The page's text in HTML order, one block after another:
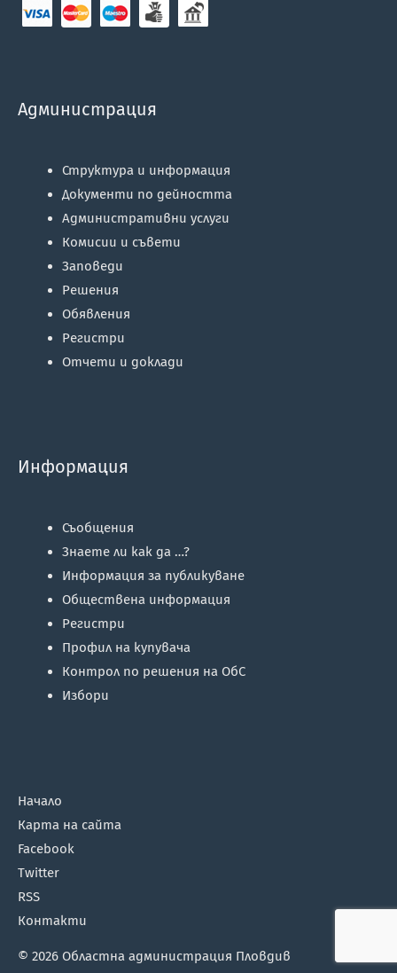
Администрация
Структура и информация
Документи по дейността
Административни услуги
Комисии и съвети
Заповеди
Решения
Обявления
Регистри
Отчети и доклади
Информация
Съобщения
Знаете ли как да …?
Информация за публикуване
Обществена информация
Регистри
Профил на купувача
Контрол по решения на ОбС
Избори
Начало
Карта на сайта
Facebook
Twitter
RSS
Контакти
© 2026 Областна администрация Пловдив